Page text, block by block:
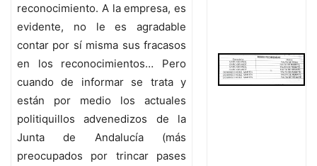
reconocimiento. A la empresa, es
evidente, no le es agradable
contar por sí misma sus fracasos
en los reconocimientos… Pero
cuando de informar se trata y
están por medio los actuales
politiquillos advenedizos de la
Junta de Andalucía (más
preocupados por trincar pases